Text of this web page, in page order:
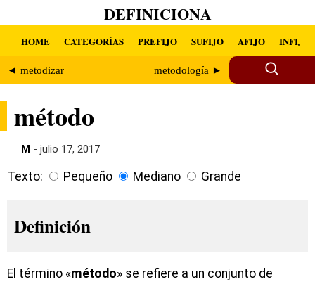
DEFINICIONA
HOME CATEGORÍAS PREFIJO SUFIJO AFIJO INFIJO
◄ metodizar metodología ►
método
M - julio 17, 2017
Texto: Pequeño Mediano Grande
Definición
El término «método» se refiere a un conjunto de